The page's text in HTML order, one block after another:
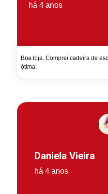
há 4 anos
Boa loja. Comprei cadeira de
ótima.
Daniela Vieira
há 4 anos